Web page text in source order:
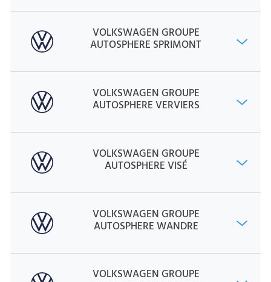
VOLKSWAGEN GROUPE
AUTOSPHERE SPRIMONT
VOLKSWAGEN GROUPE
AUTOSPHERE VERVIERS
VOLKSWAGEN GROUPE
AUTOSPHERE VISÉ
VOLKSWAGEN GROUPE
AUTOSPHERE WANDRE
VOLKSWAGEN GROUPE